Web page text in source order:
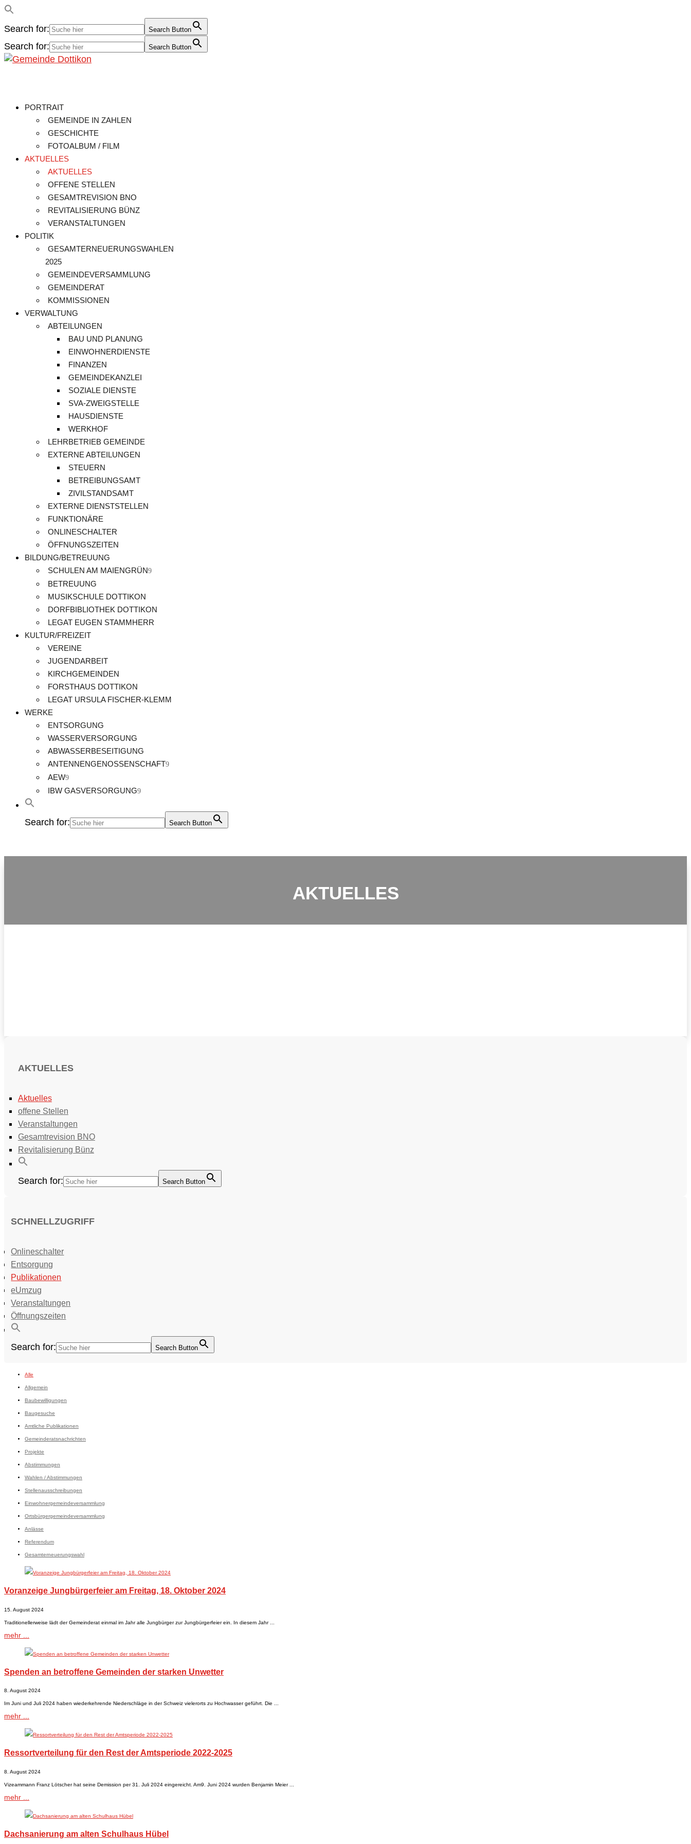
Search for: Search Button
Search for: Search Button
PORTRAIT
GEMEINDE IN ZAHLEN
GESCHICHTE
FOTOALBUM / FILM
AKTUELLES
AKTUELLES
OFFENE STELLEN
GESAMTREVISION BNO
REVITALISIERUNG BÜNZ
VERANSTALTUNGEN
POLITIK
GESAMTERNEUERUNGSWAHLEN
2025
GEMEINDEVERSAMMLUNG
GEMEINDERAT
KOMMISSIONEN
VERWALTUNG
ABTEILUNGEN
BAU UND PLANUNG
EINWOHNERDIENSTE
FINANZEN
GEMEINDEKANZLEI
SOZIALE DIENSTE
SVA-ZWEIGSTELLE
HAUSDIENSTE
WERKHOF
LEHRBETRIEB GEMEINDE
EXTERNE ABTEILUNGEN
STEUERN
BETREIBUNGSAMT
ZIVILSTANDSAMT
EXTERNE DIENSTSTELLEN
FUNKTIONÄRE
ONLINESCHALTER
ÖFFNUNGSZEITEN
BILDUNG/BETREUUNG
SCHULEN AM MAIENGRÜN
BETREUUNG
MUSIKSCHULE DOTTIKON
DORFBIBLIOTHEK DOTTIKON
LEGAT EUGEN STAMMHERR
KULTUR/FREIZEIT
VEREINE
JUGENDARBEIT
KIRCHGEMEINDEN
FORSTHAUS DOTTIKON
LEGAT URSULA FISCHER-KLEMM
WERKE
ENTSORGUNG
WASSERVERSORGUNG
ABWASSERBESEITIGUNG
ANTENNENGENOSSENSCHAFT
AEW
IBW GASVERSORGUNG
Search for: Search Button
AKTUELLES
AKTUELLES
Aktuelles
offene Stellen
Veranstaltungen
Gesamtrevision BNO
Revitalisierung Bünz
Search for: Search Button
SCHNELLZUGRIFF
Onlineschalter
Entsorgung
Publikationen
eUmzug
Veranstaltungen
Öffnungszeiten
Search for: Search Button
Alle
Allgemein
Baubewilligungen
Baugesuche
Amtliche Publikationen
Gemeinderatsnachrichten
Projekte
Abstimmungen
Wahlen / Abstimmungen
Stellenausschreibungen
Einwohnergemeindeversammlung
Ortsbürgergemeindeversammlung
Anlässe
Referendum
Gesamterneuerungswahl
Voranzeige Jungbürgerfeier am Freitag, 18. Oktober 2024
15. August 2024
Traditionellerweise lädt der Gemeinderat einmal im Jahr alle Jungbürger zur Jungbürgerfeier ein. In diesem Jahr ...
mehr ...
Spenden an betroffene Gemeinden der starken Unwetter
8. August 2024
Im Juni und Juli 2024 haben wiederkehrende Niederschläge in der Schweiz vielerorts zu Hochwasser geführt. Die ...
mehr ...
Ressortverteilung für den Rest der Amtsperiode 2022-2025
8. August 2024
Vizeammann Franz Lötscher hat seine Demission per 31. Juli 2024 eingereicht. Am9. Juni 2024 wurden Benjamin Meier ...
mehr ...
Dachsanierung am alten Schulhaus Hübel